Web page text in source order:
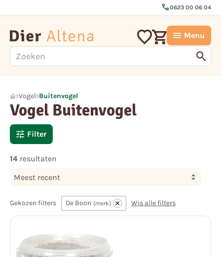
call0623 00 06 04
Menu
Vogel Buitenvogel
Vogel Buitenvogel
Filter
14 resultaten
Meest recent
Gekozen filters De Boon merk Wis alle filters